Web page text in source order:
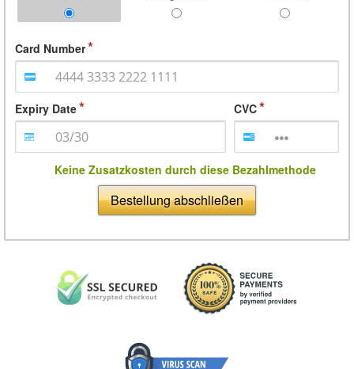
Card Number
Expiry Date CVC
Keine Zusatzkosten durch diese Bezahlmethode
Bestellung abschließen